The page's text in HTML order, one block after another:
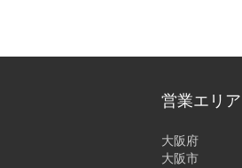
営業エリア
大阪府
大阪市